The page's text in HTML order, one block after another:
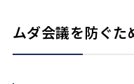
ムダ会議を防ぐた